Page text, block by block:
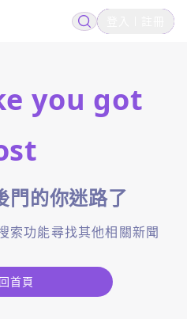
you got
門的你迷路了
索功能尋找其他相關新聞
首頁